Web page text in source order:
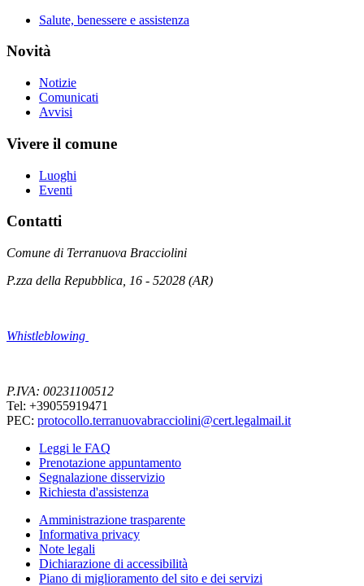
Salute, benessere e assistenza
Novità
Notizie
Comunicati
Avvisi
Vivere il comune
Luoghi
Eventi
Contatti
Comune di Terranuova Bracciolini
P.zza della Repubblica, 16 - 52028 (AR)
Whistleblowing
P.IVA: 00231100512
Tel: +39055919471
PEC: protocollo.terranuovabracciolini@cert.legalmail.it
Leggi le FAQ
Prenotazione appuntamento
Segnalazione disservizio
Richiesta d'assistenza
Amministrazione trasparente
Informativa privacy
Note legali
Dichiarazione di accessibilità
Piano di miglioramento del sito e dei servizi